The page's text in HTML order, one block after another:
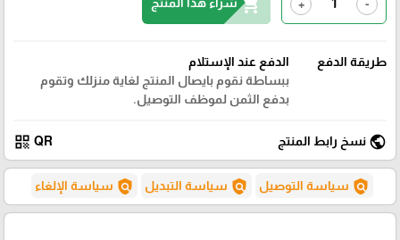
-
+ شراء هذا المنتج
طريقة الدفع
الدفع عند الإستلام
ببساطة نقوم بايصال المنتج لغاية منزلك وتقوم
بدفع الثمن لموظف التوصيل.
public نسخ رابط المنتج QR
qr_code
policy سياسة التوصيل policy سياسة التبديل policy سياسة الإلغاء